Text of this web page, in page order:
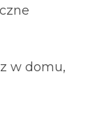
w domu,